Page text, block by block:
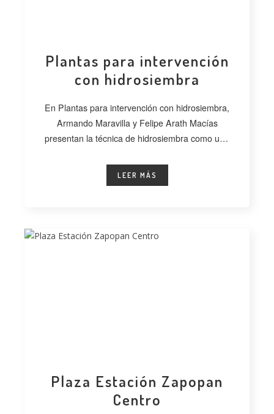
Plantas para intervención
con hidrosiembra
En Plantas para intervención con hidrosiembra,
Armando Maravilla y Felipe Arath Macías
presentan la técnica de hidrosiembra como una
LEER MÁS
Plaza Estación Zapopan
Centro